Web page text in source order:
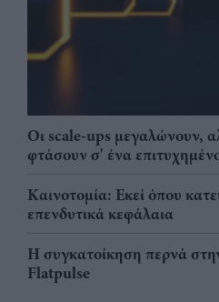
Οι scale-ups μεγαλώνουν,
φτάσουν σ' ένα
Καινοτομία: Εκεί όπου
επενδυτικά κεφάλαια
Η συγκατοίκηση περνά
Flatpulse